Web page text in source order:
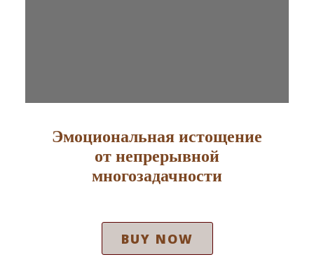
Эмоциональная истощение
от непрерывной
многозадачности
BUY NOW